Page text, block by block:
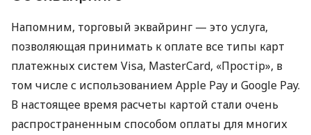
Напомним, торговый эквайринг — это услуга,
позволяющая принимать к оплате все типы карт
платежных систем Visa, MasterCard, «Простір», в
том числе с использованием Apple Pay и Google Pay.
В настоящее время расчеты картой стали очень
распространенным способом оплаты для многих